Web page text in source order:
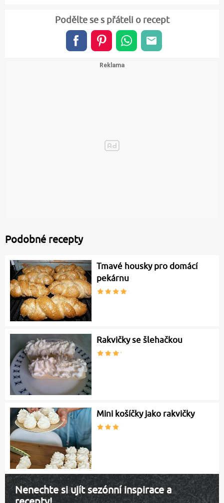
Podělte se s přáteli o recept
Podobné recepty
Tmavé housky pro domácí
pekárnu
Rakvičky se šlehačkou
Mini košíčky jako rakvičky
Nenechte si ujít sezónní inspirace a